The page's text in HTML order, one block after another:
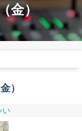
金）
）
い